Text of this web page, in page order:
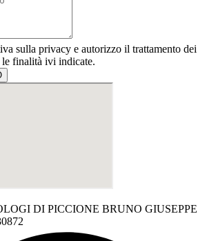
sulla privacy e autorizzo il trattamento dei
finalità ivi indicate.
DI PICCIONE BRUNO GIUSEPPE